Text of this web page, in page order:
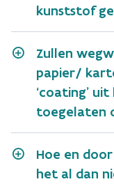
kunststof
Zullen
papier/
‘coating’
toegelaten
Hoe en
het al dan